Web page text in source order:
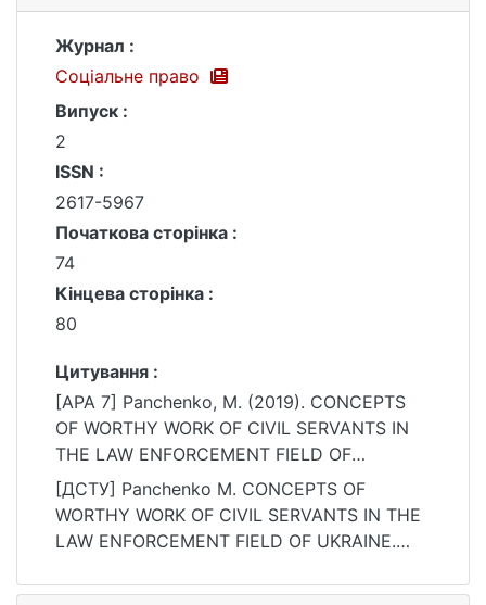
Журнал :
Соціальне право
Випуск :
2
ISSN :
2617-5967
Початкова сторінка :
74
Кінцева сторінка :
80
Цитування :
[APA 7] Panchenko, M. (2019). CONCEPTS
OF WORTHY WORK OF CIVIL SERVANTS IN
THE LAW ENFORCEMENT FIELD OF
UKRAINE. Соціальне право, (2), 74–80.
https://doi.org/10.37440/soclaw.2019.02.11
[ДСТУ] Panchenko M. CONCEPTS OF
WORTHY WORK OF CIVIL SERVANTS IN THE
LAW ENFORCEMENT FIELD OF UKRAINE.
DOI: 10.37440/soclaw.2019.02.11 (date of